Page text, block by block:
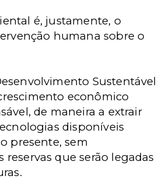
é, justamente, o
humana sobre o
Sustentável
econômico
de maneira a extrair
disponíveis
presente, sem
que serão legadas